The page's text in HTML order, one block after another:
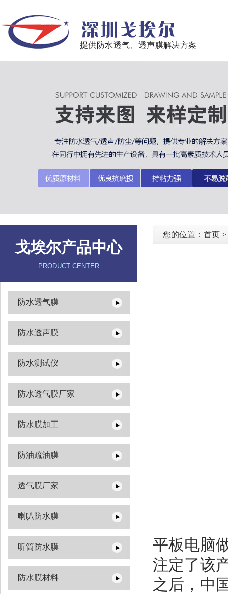
提供防水透气、透声膜解决方案
戈埃尔产品中心
PRODUCT CENTER
防水透气膜
防水透声膜
防水测试仪
防水透气膜厂家
防水膜加工
防油疏油膜
透气膜厂家
喇叭防水膜
听筒防水膜
防水膜材料
您的位置： 首页 >
平板电脑
注定了该
之后，中